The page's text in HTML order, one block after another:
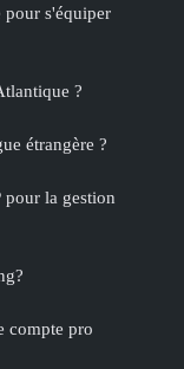
pour s'équiper
?
étrangère ?
la gestion
compte pro